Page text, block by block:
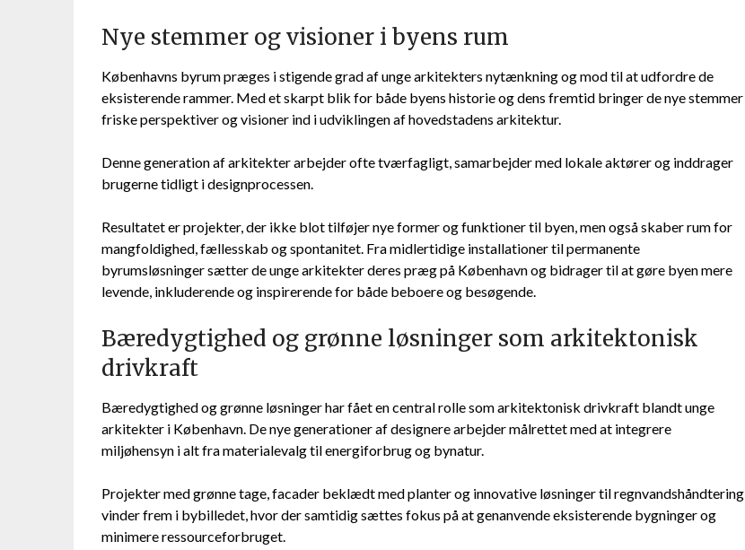
Nye stemmer og visioner i byens rum
Københavns byrum præges i stigende grad af unge arkitekters nytænkning og mod til at udfordre de
eksisterende rammer. Med et skarpt blik for både byens historie og dens fremtid bringer de nye stemmer
friske perspektiver og visioner ind i udviklingen af hovedstadens arkitektur.
Denne generation af arkitekter arbejder ofte tværfagligt, samarbejder med lokale aktører og inddrager
brugerne tidligt i designprocessen.
Resultatet er projekter, der ikke blot tilføjer nye former og funktioner til byen, men også skaber rum for
mangfoldighed, fællesskab og spontanitet. Fra midlertidige installationer til permanente
byrumsløsninger sætter de unge arkitekter deres præg på København og bidrager til at gøre byen mere
levende, inkluderende og inspirerende for både beboere og besøgende.
Bæredygtighed og grønne løsninger som arkitektonisk
drivkraft
Bæredygtighed og grønne løsninger har fået en central rolle som arkitektonisk drivkraft blandt unge
arkitekter i København. De nye generationer af designere arbejder målrettet med at integrere
miljøhensyn i alt fra materialevalg til energiforbrug og bynatur.
Projekter med grønne tage, facader beklædt med planter og innovative løsninger til regnvandshåndtering
vinder frem i bybilledet, hvor der samtidig sættes fokus på at genanvende eksisterende bygninger og
minimere ressourceforbruget.